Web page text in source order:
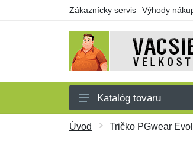
Zákaznícky servis Výhody
Pánske
Katalóg tovaru
Úvod Tričko PGwear